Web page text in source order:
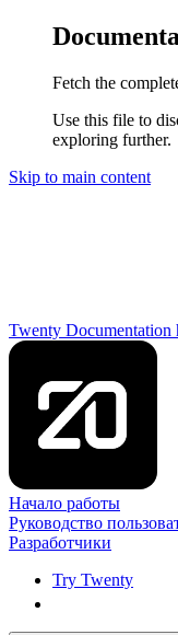
Fetch the
Use this file to
exploring further.
Skip to main content
Twenty Documentation
Начало работы
Руководство
Разработчики
Try Twenty